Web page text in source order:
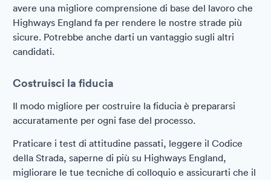
avere una migliore comprensione di base del lavoro che
Highways England fa per rendere le nostre strade più
sicure. Potrebbe anche darti un vantaggio sugli altri
candidati.
Costruisci la fiducia
Il modo migliore per costruire la fiducia è prepararsi
accuratamente per ogni fase del processo.
Praticare i test di attitudine passati, leggere il Codice
della Strada, saperne di più su Highways England,
migliorare le tue tecniche di colloquio e assicurarti che il